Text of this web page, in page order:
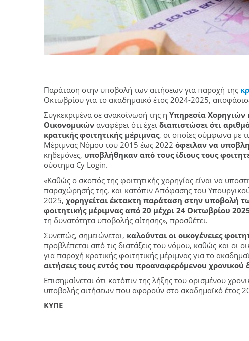
Παράταση στην υποβολή των αιτήσεων για παροχή της
Οκτωβρίου για το ακαδημαϊκό έτος 2024-2025,
Συγκεκριμένα σε ανακοίνωσή της η Υπηρεσία Χορηγιών
Οικονομικών αναφέρει ότι έχει διαπιστώσει ότι
κρατικής φοιτητικής μέριμνας, οι οποίες σύμφωνα με
Μέριμνας Νόμου του 2015 έως 2022 όφειλαν να
κηδεμόνες, υποβλήθηκαν από τους ίδιους τους
σύστημα Cy Login.
«Καθώς ο σκοπός της φοιτητικής χορηγίας είναι να
παραχώρησής της, και κατόπιν Απόφασης του
2025, χορηγείται έκτακτη παράταση στην υποβολή
φοιτητικής μέριμνας από 20 μέχρι 24 Οκτωβρίου
τη δυνατότητα υποβολής αίτησης», προσθέτει.
Συνεπώς, σημειώνεται, καλούνται οι οικογένειες
προβλέπεται από τις διατάξεις του νόμου, καθώς και οι
για παροχή κρατικής φοιτητικής μέριμνας για το
αιτήσεις τους εντός του προαναφερόμενου χρονικού
Επισημαίνεται ότι κατόπιν της λήξης του ορισμένου
υποβολής αιτήσεων που αφορούν στο ακαδημαϊκό έτος
ΚΥΠΕ